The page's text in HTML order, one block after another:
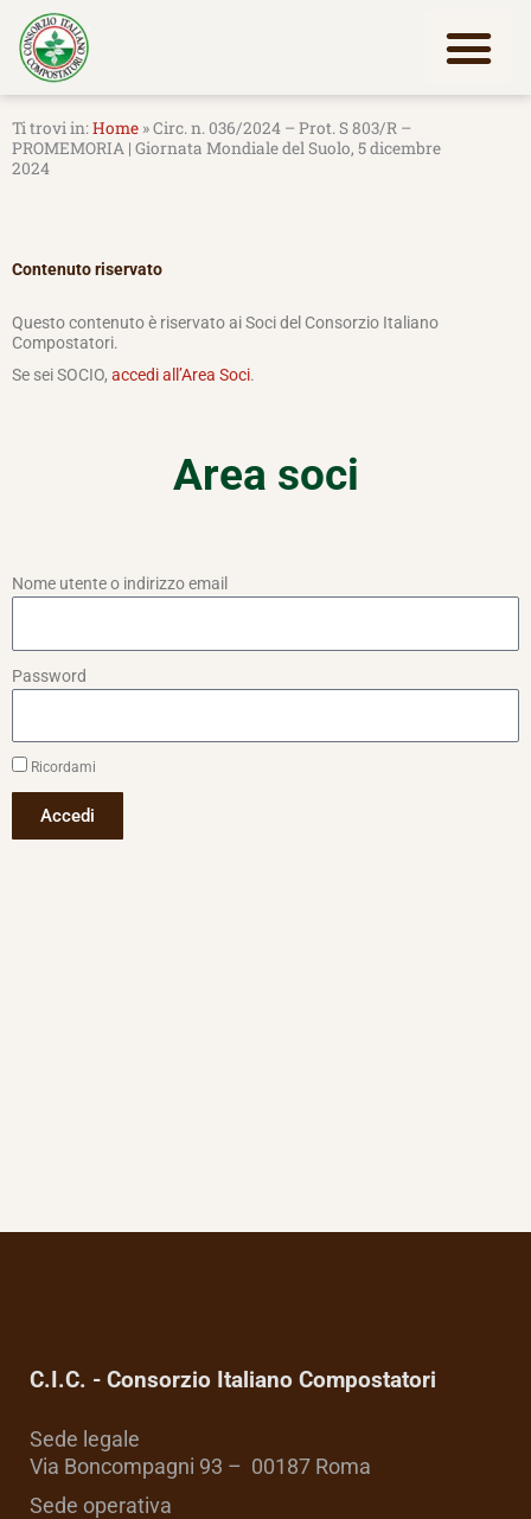
contenuto
Home »Circ. n. 036/2024 – Prot. S 803/R –
PROMEMORIA | Giornata Mondiale del Suolo, 5 dicembre
2024
Contenuto riservato
Questo contenuto è riservato ai Soci del Consorzio Italiano
Compostatori.
Se sei SOCIO, accedi all’Area Soci.
Area soci
Nome utente o indirizzo email
Password
Ricordami
Accedi
C.I.C. - Consorzio Italiano Compostatori
Sede legale
Via Boncompagni 93 – 00187 Roma
Sede operativa